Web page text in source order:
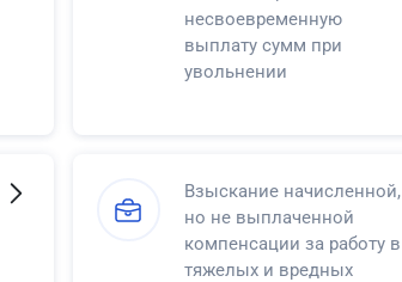
несвоевременную
выплату сумм при
увольнении
Взыскание начисленной,
но не выплаченной
компенсации за работу в
тяжелых и вредных